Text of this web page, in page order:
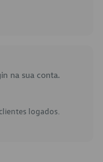
na sua conta.
logados.